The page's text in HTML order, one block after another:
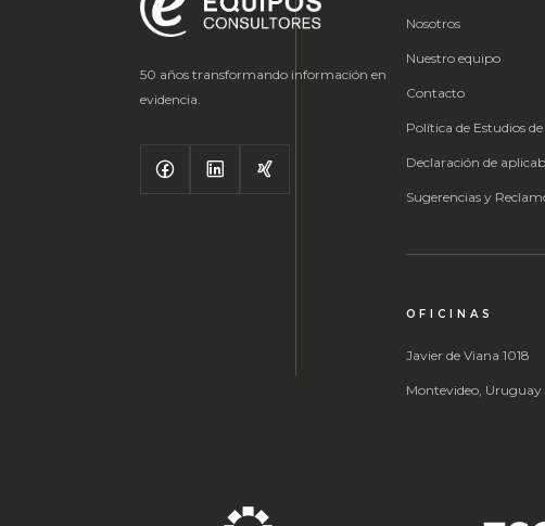
50 años transformando información en
evidencia.
Nosotros
Nuestro equipo
Contacto
Política de Estudios
Declaración de
Sugerencias y
OFICINAS
Javier de Viana 1018
Montevideo, Uruguay